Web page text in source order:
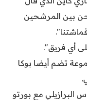
بين المرشحين
أي فريق".
تضم أيضا بوكا
البرازيلي مع بورتو